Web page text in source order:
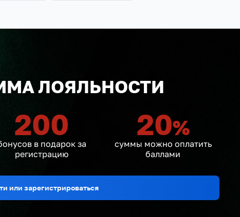
ЛОЯЛЬНОСТИ
200
в подарок за
регистрацию
20%
суммы можно оплатить
баллами
или зарегистрироваться